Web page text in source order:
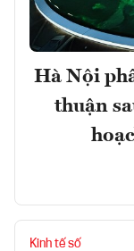
Hà Nội
thuận
Kinh tế số